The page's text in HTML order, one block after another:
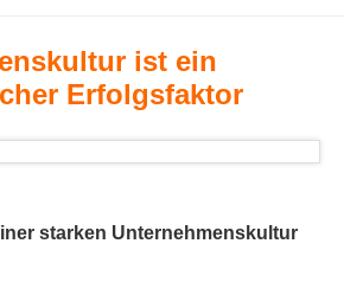
ist ein
Erfolgsfaktor
starken Unternehmenskultur